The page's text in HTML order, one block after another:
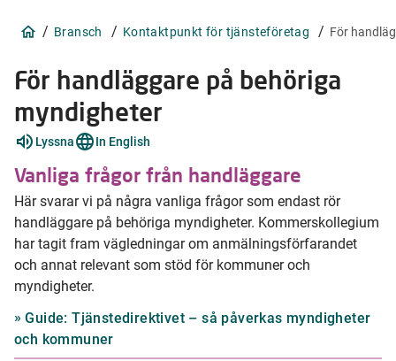
/ Bransch / Kontaktpunkt för tjänsteföretag / För
För handläggare på behöriga
myndigheter
Lyssna In English
Vanliga frågor från handläggare
Här svarar vi på några vanliga frågor som endast rör
handläggare på behöriga myndigheter. Kommerskollegium
har tagit fram vägledningar om anmälningsförfarandet
och annat relevant som stöd för kommuner och
myndigheter.
Guide: Tjänstedirektivet – så påverkas myndigheter
och kommuner